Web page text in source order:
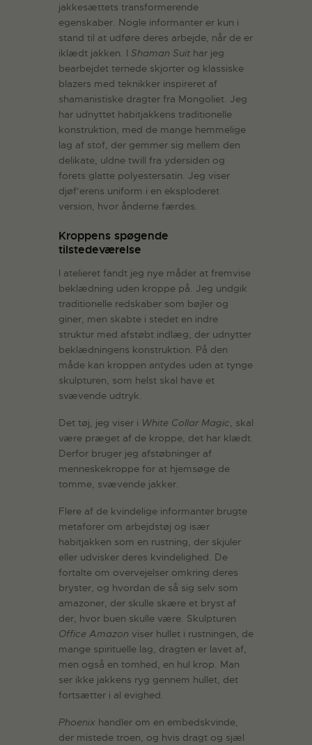
jakkesættets transformerende
egenskaber. Nogle informanter er kun i
stand til at udføre deres arbejde, når de er
iklædt jakken. I Shaman Suit har jeg
bearbejdet ternede skjorter og klassiske
blazers med teknikker inspireret af
shamanistiske dragter fra Mongoliet. Jeg
har udnyttet habitjakkens traditionelle
konstruktion, med de mange hemmelige
lag af stof, der gemmer sig mellem den
delikate, uldne twill fra ydersiden og
forets glatte polyestersatin. Jeg viser
djøf’erens uniform i en eksploderet
version, hvor ånderne færdes.
Kroppens spøgende
tilstedeværelse
I atelieret fandt jeg nye måder at fremvise
beklædning uden kroppe på. Jeg undgik
traditionelle redskaber som bøjler og
giner, men skabte i stedet en indre
struktur med afstøbt indlæg, der udnytter
beklædningens konstruktion. På den
måde kan kroppen antydes uden at tynge
skulpturen, som helst skal have et
svævende udtryk.
Det tøj, jeg viser i White Collar Magic, skal
være præget af de kroppe, det har klædt.
Derfor bruger jeg afstøbninger af
menneskekroppe for at hjemsøge de
tomme, svævende jakker.
Flere af de kvindelige informanter brugte
metaforer om arbejdstøj og især
habitjakken som en rustning, der skjuler
eller udvisker deres kvindelighed. De
fortalte om overvejelser omkring deres
bryster, og hvordan de så sig selv som
amazoner, der skulle skære et bryst af
der, hvor buen skulle være. Skulpturen
Office Amazon viser hullet i rustningen, de
mange spirituelle lag, dragten er lavet af,
men også en tomhed, en hul krop. Man
ser ikke jakkens ryg gennem hullet, det
fortsætter i al evighed.
Phoenix handler om en embedskvinde,
der mistede troen, og hvis dragt og sjæl